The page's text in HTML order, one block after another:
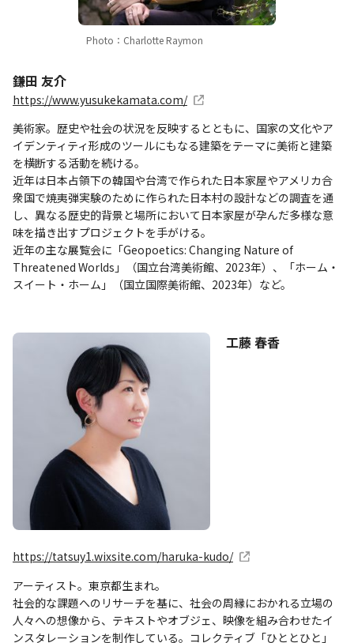
Photo：Charlotte Raymon
鎌田 友介
https://www.yusukekamata.com/
美術家。歴史や社会の状況を反映するとともに、国家の文化やア
イデンティティ形成のツールにもなる建築をテーマに美術と建築
を横断する活動を続ける。
近年は日本占領下の韓国や台湾で作られた日本家屋やアメリカ合
衆国で焼夷弾実験のために作られた日本村の設計などの調査を通
し、異なる歴史的背景と場所において日本家屋が孕んだ多様な意
味を描き出すプロジェクトを手がける。
近年の主な展覧会に「Geopoetics: Changing Nature of
Threatened Worlds」（国立台湾美術館、2023年）、「ホーム・
スイート・ホーム」（国立国際美術館、2023年）など。
工藤 春香
https://tatsuy1.wixsite.com/haruka-kudo/
アーティスト。東京都生まれ。
社会的な課題へのリサーチを基に、社会の周縁におかれる立場の
人々への想像から、テキストやオブジェ、映像を組み合わせたイ
ンスタレーションを制作している。コレクティブ「ひととひと」